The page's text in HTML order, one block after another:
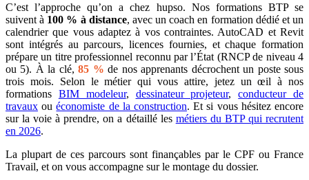
C’est l’approche qu’on a chez hupso. Nos formations BTP se
suivent à 100 % à distance, avec un coach en formation dédié et un
calendrier que vous adaptez à vos contraintes. AutoCAD et Revit
sont intégrés au parcours, licences fournies, et chaque formation
prépare un titre professionnel reconnu par l’État (RNCP de niveau 4
ou 5). À la clé,85 % de nos apprenants décrochent un poste sous
trois mois. Selon le métier qui vous attire, jetez un œil à nos
formations BIM modeleur, dessinateur projeteur,conducteur de
travaux ouéconomiste de la construction. Et si vous hésitez encore
sur la voie à prendre, on a détaillé les métiers du BTP qui recrutent
en 2026.
La plupart de ces parcours sont finançables par le CPF ou France
Travail, et on vous accompagne sur le montage du dossier.